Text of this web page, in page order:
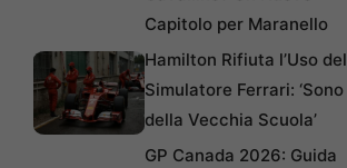
Capitolo per Maranello
Hamilton Rifiuta l’Uso del
Simulatore Ferrari: ‘Sono
della Vecchia Scuola’
GP Canada 2026: Guida